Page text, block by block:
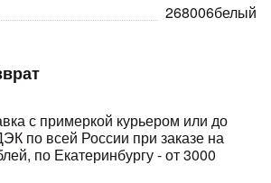
с примеркой курьером или до
по всей России при заказе на
по Екатеринбургу - от 3000
268006белый